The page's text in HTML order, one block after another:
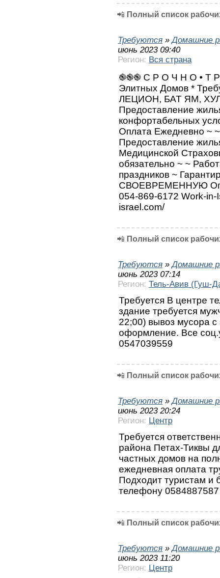
📲 Полный список
Требуются »Домашние
июнь 2023 09:40
Регион: Вся страна
֎֎֎ С Р О Ч Н О • Т
Элитных Домов *
ЛЕЦИОН, БАТ ЯМ,
Предоставление
конфортабельных
Оплата Ежедневно ~
Предоставление
Медицинской
обязательно ~ ~
праздников ~
СВОЕВРЕМЕННУЮ
054-869-6172 Work-in-
israel.com/
📲 Полный список
Требуются »Домашние
июнь 2023 07:14
Регион: Тель-Авив (Гуш-
Требуется В центре
здание требуется
22;00) вывоз мусора
оформление. Все
0547039559
📲 Полный список
Требуются »Домашние
июнь 2023 20:24
Регион: Центр
Требуется
района Петах-Тиквы
частных домов на
ежедневная оплата
Подходит туристам
телефону 0584887587
📲 Полный список
Требуются »Домашние
июнь 2023 11:20
Регион: Центр